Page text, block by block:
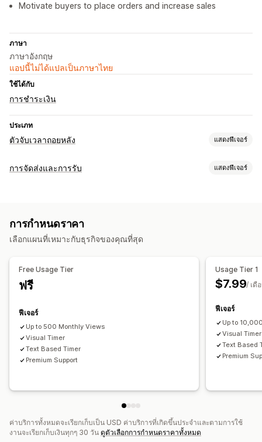
Motivate buyers to place orders and increase sales
ภาษา
ภาษาอังกฤษ
แอปนี้ไม่ได้แปลเป็นภาษาไทย
ใช้ได้กับ
การชำระเงิน
ประเภท
ตัวจับเวลาถอยหลัง แสดงฟีเจอร์
ตัวเลือกการแสดงผล
ตัวเลือกการกำหนดเวลา
ประเภทตัวจับเวลา
แฟลชเซลล์
การตัดยอดจัดส่ง
การจัดส่งและการรับ แสดงฟีเจอร์
ข้อความที่กำหนดเอง
การกำหนดราคา
เลือกแผนที่เหมาะกับธุรกิจของคุณที่สุด
Free Usage Tier
ฟรี
ฟีเจอร์
Up to 500 Monthly Views
Visual Timer
Text Based Timer
Premium Support
Usage Tier 1
$7.99/ เดื
ฟีเจอร์
Up to
Visual Timer
Text Based
Premium
ค่าบริการทั้งหมดจะเรียกเก็บเป็น USD ค่าบริการที่เกิดขึ้นประจำและตามการใช้
งานจะเรียกเก็บเงินทุกๆ 30 วัน ดูตัวเลือกการกำหนดราคาทั้งหมด